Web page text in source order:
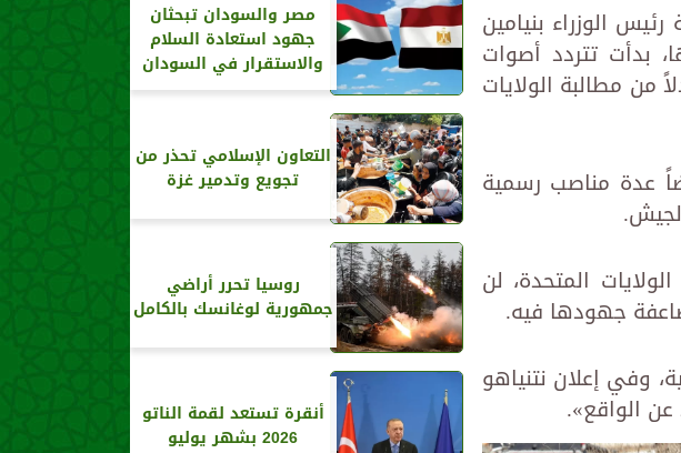
الوزراء بنيامين
بدأت تتردد أصوات
من مطالبة الولايات
عدة مناصب رسمية
المتحدة، لن
جهودها فيه.
وفي إعلان نتنياهو
عن الواقع».
مصر والسودان تبحثان
جهود استعادة السلام
والاستقرار في السودان
التعاون الإسلامي تحذر من
تجويع وتدمير غزة
روسيا تحرر أراضي
جمهورية لوغانسك بالكامل
أنقرة تستعد لقمة الناتو
2026 بشهر يوليو